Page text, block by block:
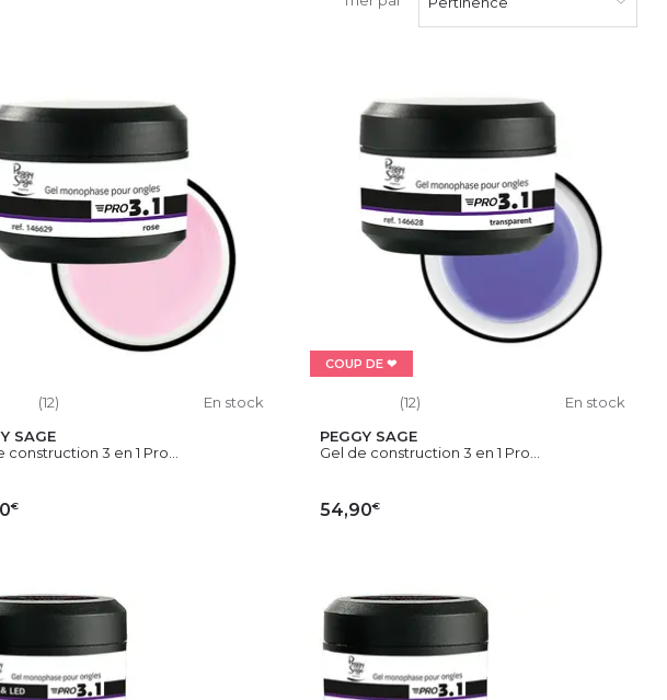
(12)
En stock
SAGE
construction 3 en 1 Pro...
€
COUP DE ❤
(12)
En stock
PEGGY SAGE
Gel de construction 3 en 1 Pro...
54,90€